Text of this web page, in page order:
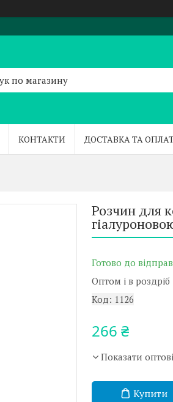
КОНТАКТИ ДОСТАВКА ТА
Розчин для
Готово до
Оптом і в роздріб
Код: 1126
266 ₴
Показати
Купити